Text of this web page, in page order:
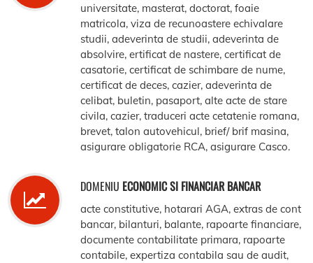
universitate, masterat, doctorat, foaie
matricola, viza de recunoastere echivalare
studii, adeverinta de studii, adeverinta de
absolvire, ertificat de nastere, certificat de
casatorie, certificat de schimbare de nume,
certificat de deces, cazier, adeverinta de
celibat, buletin, pasaport, alte acte de stare
civila, cazier, traduceri acte cetatenie romana,
brevet, talon autovehicul, brief/ brif masina,
asigurare obligatorie RCA, asigurare Casco.
DOMENIU ECONOMIC SI FINANCIAR BANCAR
acte constitutive, hotarari AGA, extras de cont
bancar, bilanturi, balante, rapoarte financiare,
documente contabilitate primara, rapoarte
contabile, expertiza contabila sau de audit,